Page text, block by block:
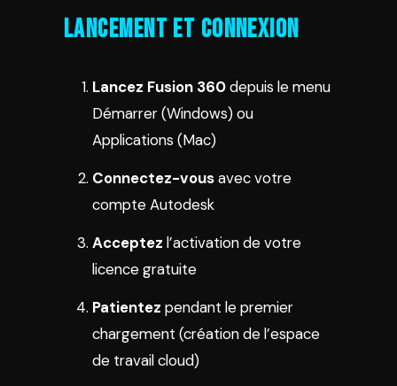
Lancement et Connexion
Lancez Fusion 360depuis le menu
Démarrer (Windows) ou
Applications (Mac)
Connectez-vousavec votre
compte Autodesk
Acceptez l’activation de votre
licence gratuite
Patientez pendant le premier
chargement (création de l’espace
de travail cloud)